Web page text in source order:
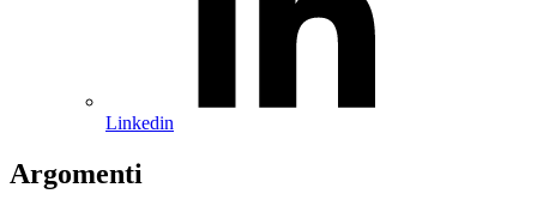
Linkedin
Argomenti